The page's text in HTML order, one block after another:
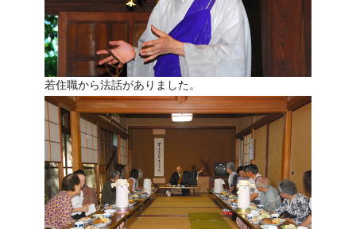
若住職から法話がありました。